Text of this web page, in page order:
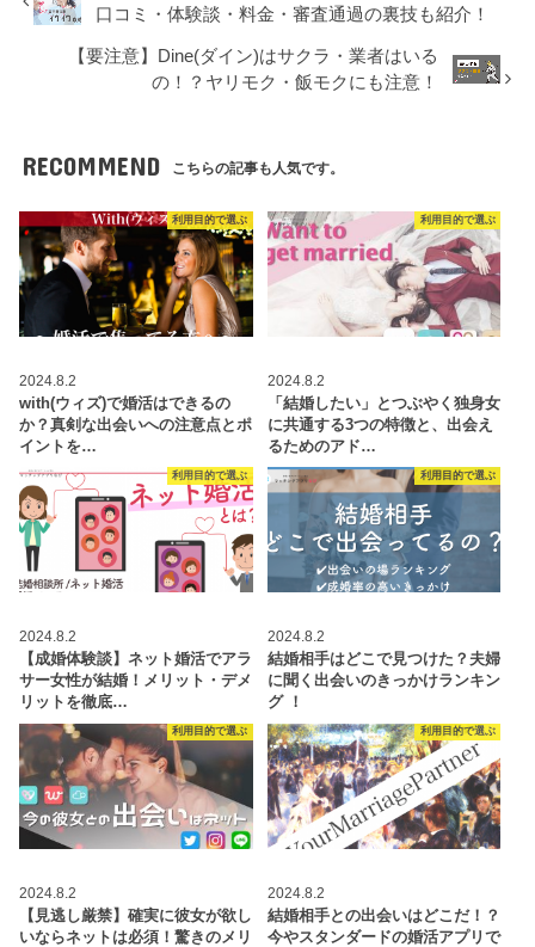
口コミ・体験談・料金・審査通過の裏技も紹介！
【要注意】Dine(ダイン)はサクラ・業者はいる
の！？ヤリモク・飯モクにも注意！
RECOMMEND こちらの記事も人気です。
利用目的で選ぶ
2024.8.2
with(ウィズ)で婚活はできるの
か？真剣な出会いへの注意点とポ
イントを…
利用目的で選ぶ
2024.8.2
「結婚したい」とつぶやく独身女
に共通する3つの特徴と、出会え
るためのアド…
利用目的で選ぶ
2024.8.2
【成婚体験談】ネット婚活でアラ
サー女性が結婚！メリット・デメ
リットを徹底…
利用目的で選ぶ
2024.8.2
結婚相手はどこで見つけた？夫婦
に聞く出会いのきっかけランキン
グ ！
利用目的で選ぶ
2024.8.2
【見逃し厳禁】確実に彼女が欲し
いならネットは必須！驚きのメリ
利用目的で選ぶ
2024.8.2
結婚相手との出会いはどこだ！？
今やスタンダードの婚活アプリで